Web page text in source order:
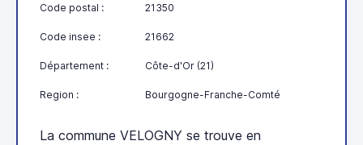
Code postal : 21350
Code insee : 21662
Département : Côte-d'Or (21)
Region : Bourgogne-Franche-Comté
La commune VELOGNY se trouve en